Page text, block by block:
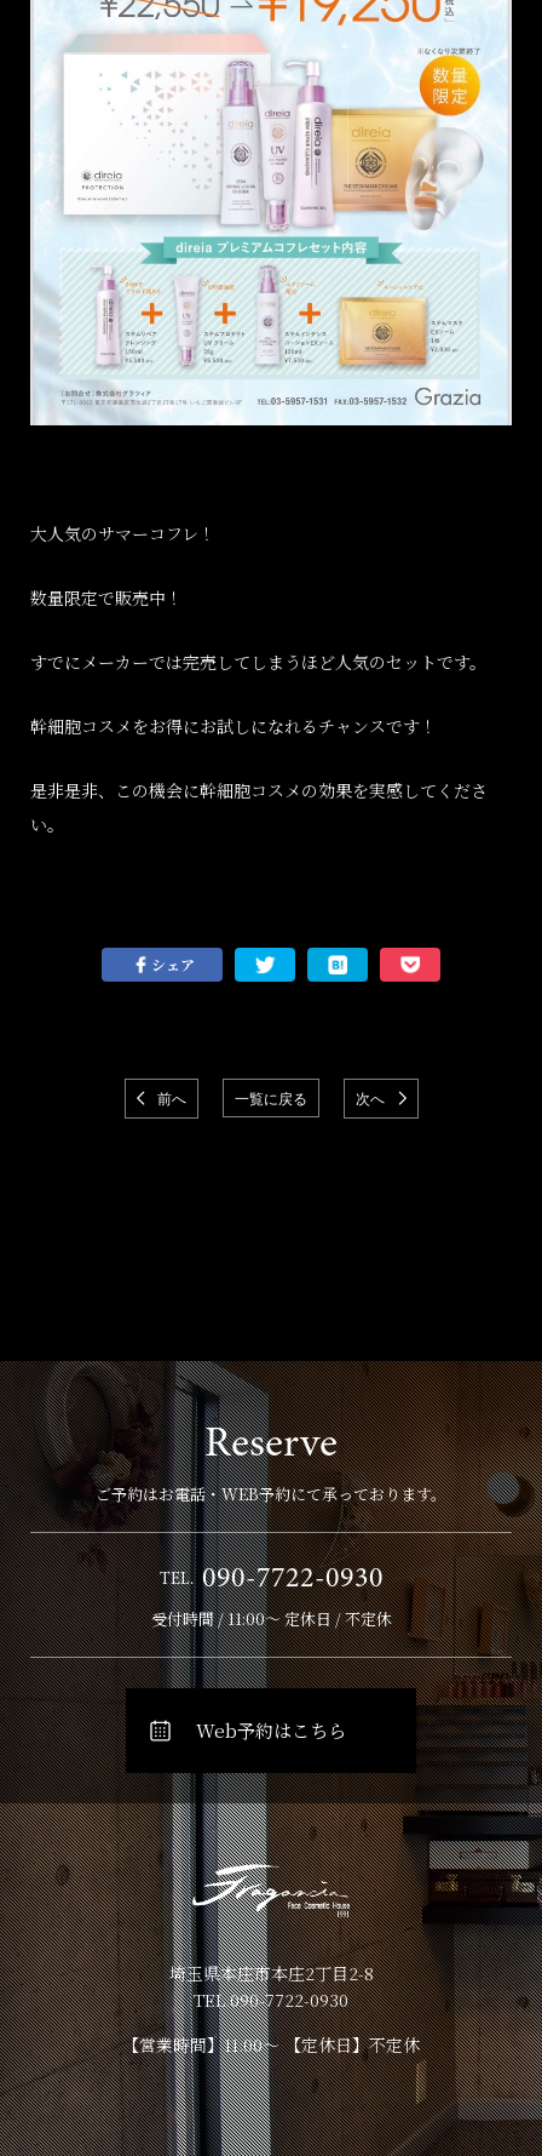
大人気のサマーコフレ！
数量限定で販売中！
すでにメーカーでは完売してしまうほど人気のセットです。
幹細胞コスメをお得にお試しになれるチャンスです！
是非是非、この機会に幹細胞コスメの効果を実感してくださ
い。
シェア
前へ 一覧に戻る 次へ
Reserve
ご予約はお電話・WEB予約にて承っております。
TEL. 090-7722-0930
受付時間 / 11:00～ 定休日 / 不定休
Web予約はこちら
埼玉県本庄市本庄2丁目2-8
TEL.090-7722-0930
【営業時間】11:00～ 【定休日】不定休